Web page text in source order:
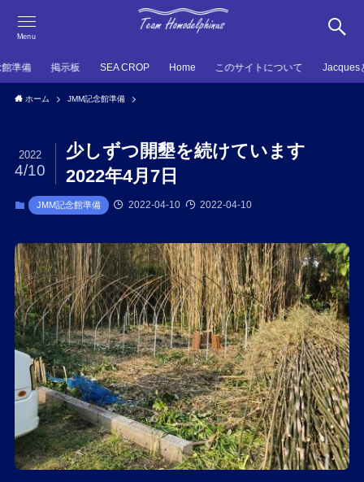
Menu
準備 掲示板 SEA CROP Home このサイトについて Jacques
ホーム JMM記念館準備
少しずつ開墾を続けています
2022年4月7日
2022
4/10
JMM記念館準備 2022-04-10 2022-04-10